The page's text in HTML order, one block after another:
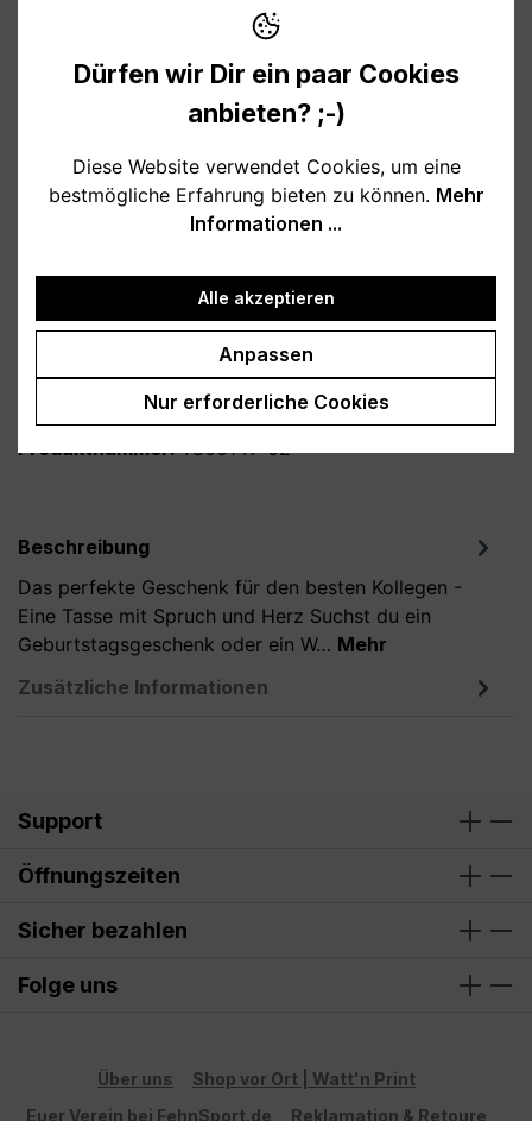
10,95 €
Verfügbar, Lieferzeit: 1-3 Tage
türkis
Produkt Anzahl: Gib den gewünschten
In den Warenkorb
Produktnummer:T800149-02
Beschreibung
Das perfekte Geschenk für den besten Kollegen -
Eine Tasse mit Spruch und Herz Suchst du ein
Geburtstagsgeschenk oder ein W… Mehr
Zusätzliche Informationen
Support
Öffnungszeiten
Sicher bezahlen
Folge uns
Über uns
Shop vor Ort | Watt'n Print
Euer Verein bei FehnSport.de
Reklamation & Retoure
Dürfen wir Dir ein paar Cookies
anbieten? ;-)
Diese Website verwendet Cookies, um eine
bestmögliche Erfahrung bieten zu können. Mehr
Informationen ...
Alle akzeptieren
Anpassen
Nur erforderliche Cookies